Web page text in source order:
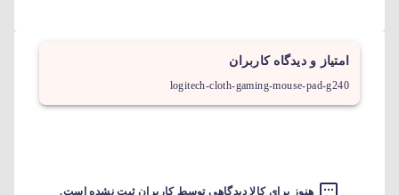
امتیاز و دیدگاه کاربران
logitech-cloth-gaming-mouse-pad-g240
هنوز برای کالا دیدگاهی توسط کاربران ثبت نشده است.